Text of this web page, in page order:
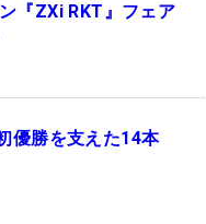
『ZXi RKT』フェア
優勝を支えた14本